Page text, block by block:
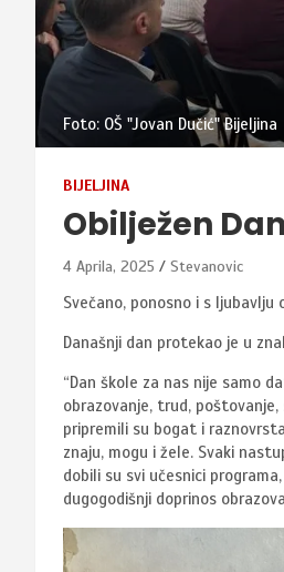
Foto: OŠ "Jovan Dučić" Bijeljina
BIJELJINA
Obilježen
4 Aprila, 2025 Stevanovic
Svečano, ponosno i s ljubavlju
Današnji dan protekao je u
“Dan škole za nas nije samo
obrazovanje, trud,
pripremili su bogat i
znaju, mogu i žele. Svaki
dobili su svi učesnici
dugogodišnji doprinos